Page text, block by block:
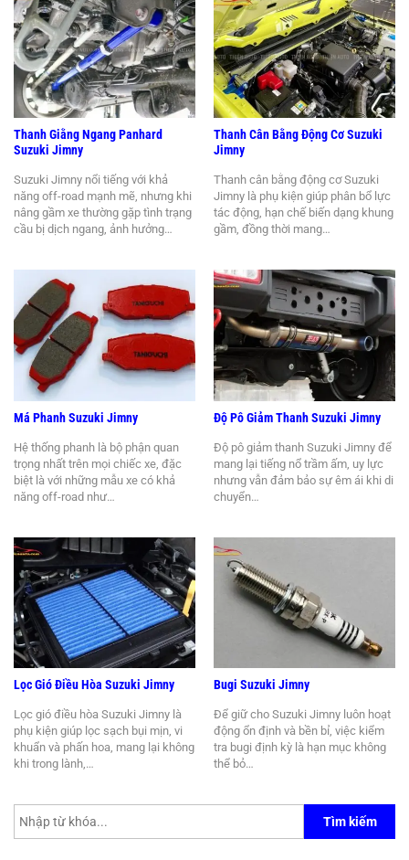
Thanh Giằng Ngang Panhard
Suzuki Jimny
Suzuki Jimny nổi tiếng với khả
năng off-road mạnh mẽ, nhưng khi
nâng gầm xe thường gặp tình trạng
cầu bị dịch ngang, ảnh hưởng…
Thanh Cân Bằng Động Cơ Suzuki
Jimny
Thanh cân bằng động cơ Suzuki
Jimny là phụ kiện giúp phân bổ lực
tác động, hạn chế biến dạng khung
gầm, đồng thời mang…
Má Phanh Suzuki Jimny
Hệ thống phanh là bộ phận quan
trọng nhất trên mọi chiếc xe, đặc
biệt là với những mẫu xe có khả
năng off-road như…
Độ Pô Giảm Thanh Suzuki Jimny
Độ pô giảm thanh Suzuki Jimny để
mang lại tiếng nổ trầm ấm, uy lực
nhưng vẫn đảm bảo sự êm ái khi di
chuyển…
Lọc Gió Điều Hòa Suzuki Jimny
Lọc gió điều hòa Suzuki Jimny là
phụ kiện giúp lọc sạch bụi mịn, vi
khuẩn và phấn hoa, mang lại không
khi trong lành,…
Bugi Suzuki Jimny
Để giữ cho Suzuki Jimny luôn hoạt
động ổn định và bền bỉ, việc kiểm
tra bugi định kỳ là hạn mục không
thể bỏ…
Tìm kiếm